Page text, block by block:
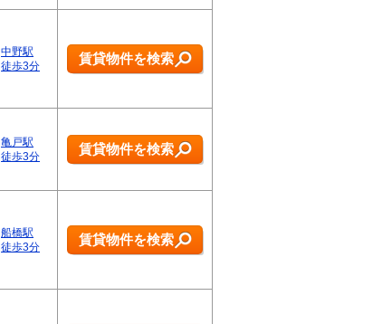
中野駅
徒歩3分
賃貸物件を検索
亀戸駅
徒歩3分
賃貸物件を検索
船橋駅
徒歩3分
賃貸物件を検索